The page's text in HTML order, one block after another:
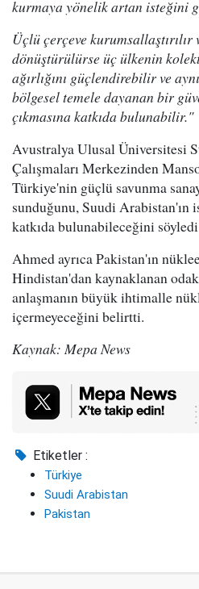
kurmaya yönelik artan isteğini
Üçlü çerçeve
dönüştürülürse üç ülkenin
ağırlığını güçlendirebilir ve
bölgesel temele dayanan bir
çıkmasına katkıda bulunabilir."
Avustralya Ulusal Üniversitesi
Çalışmaları Merkezinden
Türkiye'nin güçlü savunma
sunduğunu, Suudi
katkıda bulunabileceğini
Ahmed ayrıca Pakistan'ın
Hindistan'dan kaynaklanan
anlaşmanın büyük ihtimalle
içermeyeceğini belirtti.
Kaynak: Mepa News
Etiketler :
Türkiye
Suudi Arabistan
Pakistan